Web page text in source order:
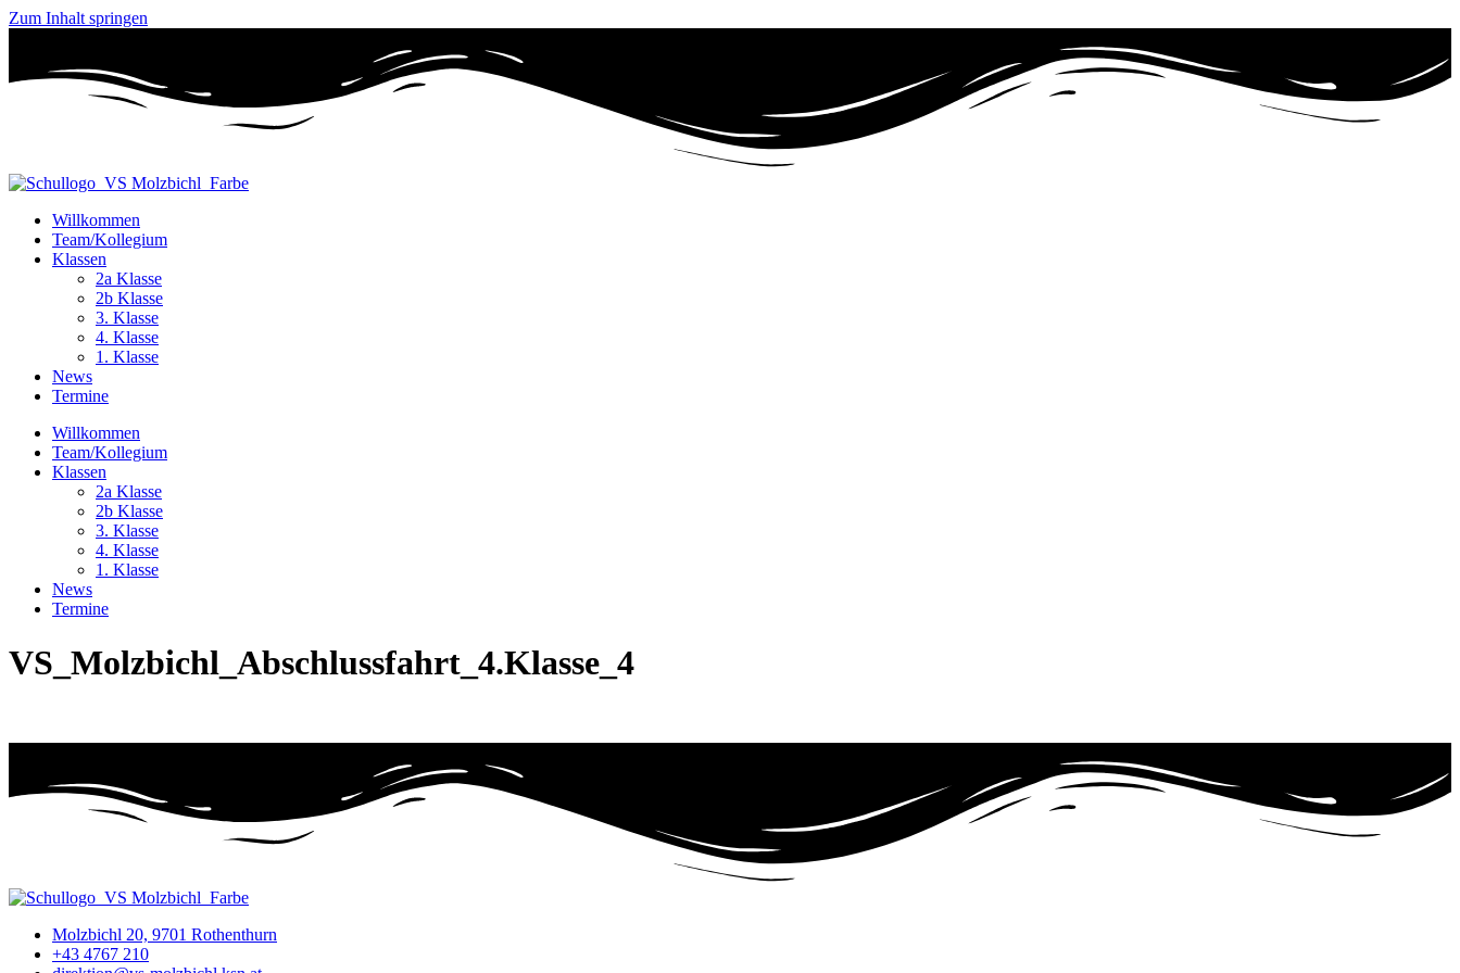
Zum Inhalt springen
Willkommen
Team/Kollegium
Klassen
2a Klasse
2b Klasse
3. Klasse
4. Klasse
1. Klasse
News
Termine
Willkommen
Team/Kollegium
Klassen
2a Klasse
2b Klasse
3. Klasse
4. Klasse
1. Klasse
News
Termine
VS_Molzbichl_Abschlussfahrt_4.Klasse_4
Molzbichl 20, 9701 Rothenthurn
+43 4767 210